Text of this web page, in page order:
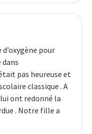
d’oxygène pour
pas heureuse et
classique . A
ont redonné la
. Notre fille a